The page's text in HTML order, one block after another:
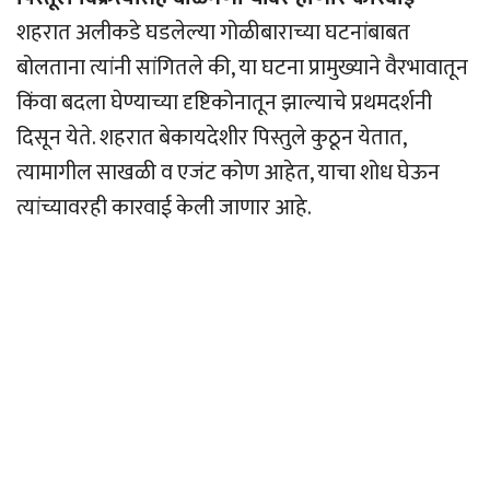
शहरात अलीकडे घडलेल्या गोळीबाराच्या घटनांबाबत
बोलताना त्यांनी सांगितले की, या घटना प्रामुख्याने वैरभावातून
किंवा बदला घेण्याच्या दृष्टिकोनातून झाल्याचे प्रथमदर्शनी
दिसून येते. शहरात बेकायदेशीर पिस्तुले कुठून येतात,
त्यामागील साखळी व एजंट कोण आहेत, याचा शोध घेऊन
त्यांच्यावरही कारवाई केली जाणार आहे.